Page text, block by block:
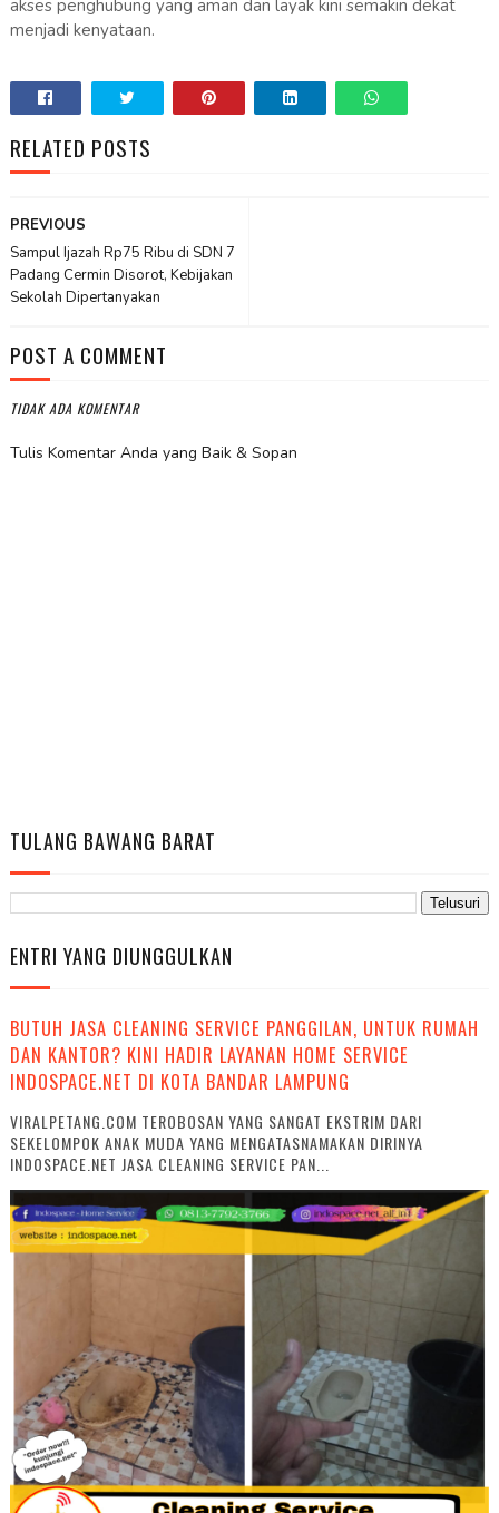
akses penghubung yang aman dan layak kini semakin dekat
menjadi kenyataan.
RELATED POSTS
PREVIOUS
Sampul Ijazah Rp75 Ribu di SDN 7
Padang Cermin Disorot, Kebijakan
Sekolah Dipertanyakan
POST A COMMENT
TIDAK ADA KOMENTAR
Tulis Komentar Anda yang Baik & Sopan
TULANG BAWANG BARAT
ENTRI YANG DIUNGGULKAN
BUTUH JASA CLEANING SERVICE PANGGILAN, UNTUK RUMAH
DAN KANTOR? KINI HADIR LAYANAN HOME SERVICE
INDOSPACE.NET DI KOTA BANDAR LAMPUNG
VIRALPETANG.COM TEROBOSAN YANG SANGAT EKSTRIM DARI
SEKELOMPOK ANAK MUDA YANG MENGATASNAMAKAN DIRINYA
INDOSPACE.NET JASA CLEANING SERVICE PAN...